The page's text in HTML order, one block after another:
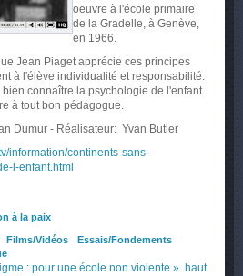
oeuvre à l'école primaire
de la Gradelle, à Genève,
en 1966.
Jean Piaget apprécie ces principes
à l'élève individualité et responsabilité.
bien connaître la psychologie de l'enfant
à tout bon pédagogue.
Dumur - Réalisateur: Yvan Butler
information/continents-sans-
l-enfant.html
à la paix
Films/Vidéos
Essais/Fondements
: pour une école non violente ». haut